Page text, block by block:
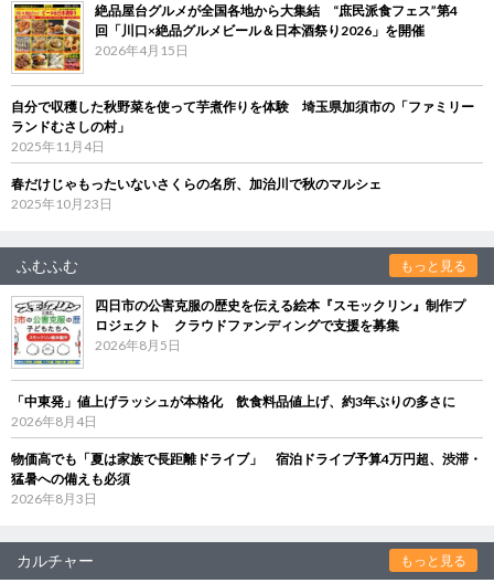
絶品屋台グルメが全国各地から大集結 “庶民派食フェス”第4
回「川口×絶品グルメビール＆日本酒祭り2026」を開催
2026年4月15日
自分で収穫した秋野菜を使って芋煮作りを体験 埼玉県加須市の「ファミリー
ランドむさしの村」
2025年11月4日
春だけじゃもったいないさくらの名所、加治川で秋のマルシェ
2025年10月23日
ふむふむ もっと見る
四日市の公害克服の歴史を伝える絵本『スモックリン』制作プ
ロジェクト クラウドファンディングで支援を募集
2026年8月5日
「中東発」値上げラッシュが本格化 飲食料品値上げ、約3年ぶりの多さに
2026年8月4日
物価高でも「夏は家族で長距離ドライブ」 宿泊ドライブ予算4万円超、渋滞・
猛暑への備えも必須
2026年8月3日
カルチャー もっと見る